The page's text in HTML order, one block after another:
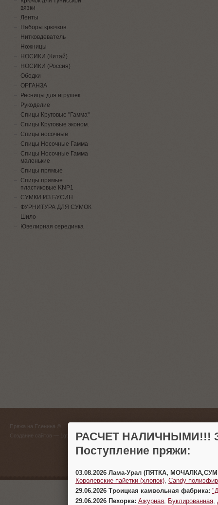
вязки
Ленты
Наборы крючков
Нитковдеватель
Ножницы
НОСИКИ (Китай)
НОСИКИ (Россия)
Ободки
ОРГАНЗА
Ресницы для игрушек
Рукоделие
Спицы Круговые "Гамма"
Спицы Круговые эконом.
Спицы носочные
Спицы Носочные Гамма
Спицы Носочные Гамма
маленькие
Спицы прямые
Спицы прямые
пластиковые KNP1
СУМКИ ИЗ БУСИН
ФУРНИТУРА ДЛЯ СУМОК
Шило
Ювелирная серединка
Пряжа на Есенина ©
Создание сайтов
(383)
г.
РАСЧЕТ НАЛИЧНЫМИ!!!
Поступление пряжи:
03.08.2026 Лама-Урал (ПЯТКА,
Королевские пайетки (хлопок) Candy
29.06.2026 Троицкая камвольная фабрика:
29.06.2026 Пехорка: Ажурная Буклированная